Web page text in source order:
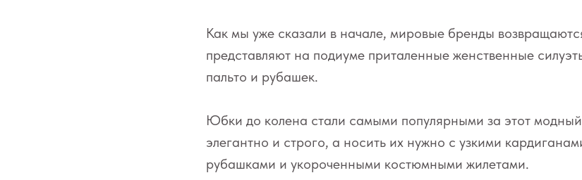
Как мы уже сказали в начале, мировые бренды
представляют на подиуме приталенные женственные
пальто и рубашек.
Юбки до колена стали самыми популярными за этот
элегантно и строго, а носить их нужно с узкими
рубашками и укороченными костюмными жилетами.